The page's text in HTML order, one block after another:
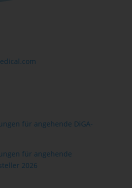
für angehende DiGA-
für angehende
2026